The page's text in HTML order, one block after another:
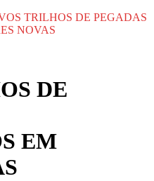
TRILHOS DE PEGADAS
NOVAS
DE
EM